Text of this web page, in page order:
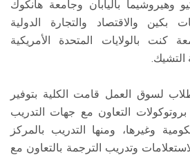
وهيروشيما باليابان وجامعة هانكوك
بكين والاقتصاد والتجارة الدولية
كنت بالولايات المتحدة الأمريكية
التشيك.
لسوق العمل قامت الكلية بتوفير
بروتوكولات التعاون مع جهات التدريب
وغيرها، ومنها التدريب بالمركز
وتدريب الترجمة بالتعاون مع